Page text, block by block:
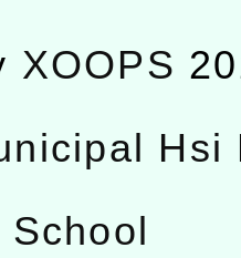
XOOPS
Hsi